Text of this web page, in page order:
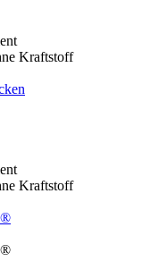
Kraftstoff
Kraftstoff